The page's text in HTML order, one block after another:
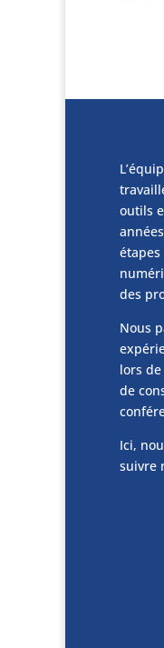
outils
des
Nous
lors de
de
Ici,
suivre